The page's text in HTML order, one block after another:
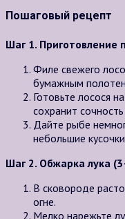
Пошаговый рецепт
Шаг 1. Приготовление
Филе свежего
бумажным
Готовьте лосося
сохранит
Дайте рыбе
небольшие
Шаг 2. Обжарка лука
В сковороде
огне.
Мелко нарежьте